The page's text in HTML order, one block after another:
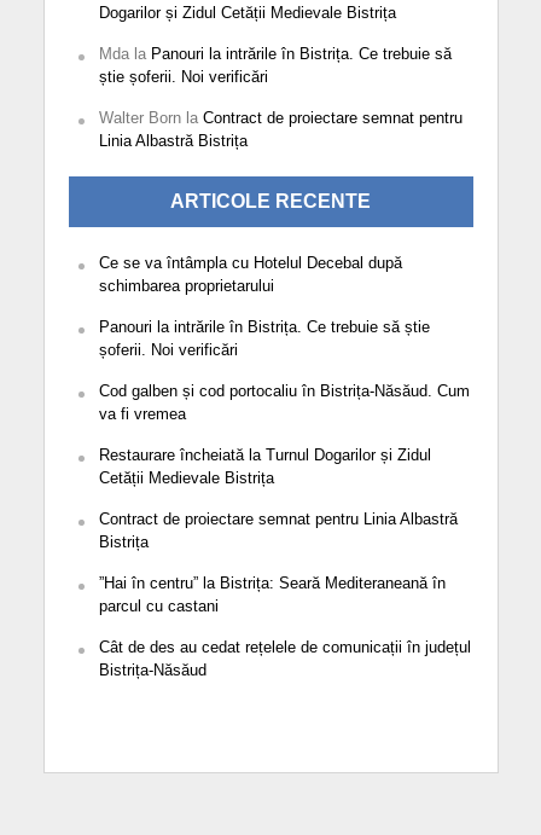
Dogarilor și Zidul Cetății Medievale Bistrița
Mdala Panouri la intrările în Bistrița. Ce trebuie să
știe șoferii. Noi verificări
Walter Bornla Contract de proiectare semnat pentru
Linia Albastră Bistrița
ARTICOLE RECENTE
Ce se va întâmpla cu Hotelul Decebal după
schimbarea proprietarului
Panouri la intrările în Bistrița. Ce trebuie să știe
șoferii. Noi verificări
Cod galben și cod portocaliu în Bistrița-Năsăud. Cum
va fi vremea
Restaurare încheiată la Turnul Dogarilor și Zidul
Cetății Medievale Bistrița
Contract de proiectare semnat pentru Linia Albastră
Bistrița
”Hai în centru” la Bistrița: Seară Mediteraneană în
parcul cu castani
Cât de des au cedat rețelele de comunicații în județul
Bistrița-Năsăud